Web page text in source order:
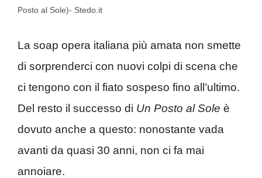
Posto al Sole)- Stedo.it
La soap opera italiana più amata non smette
di sorprenderci con nuovi colpi di scena che
ci tengono con il fiato sospeso fino all’ultimo.
Del resto il successo di Un Posto al Sole è
dovuto anche a questo: nonostante vada
avanti da quasi 30 anni, non ci fa mai
annoiare.